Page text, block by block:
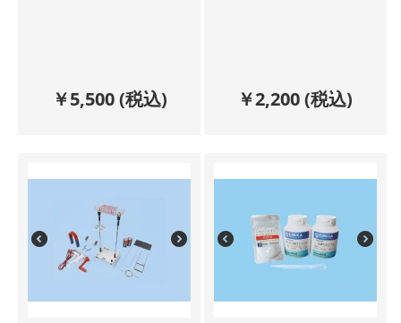
￥5,500(税込) ￥2,200(税込)